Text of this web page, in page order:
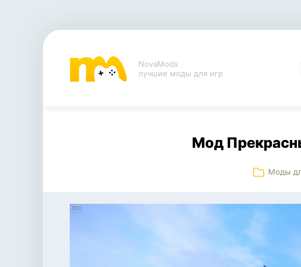
NovaMods
лучшие моды для игр
Мод
Моды